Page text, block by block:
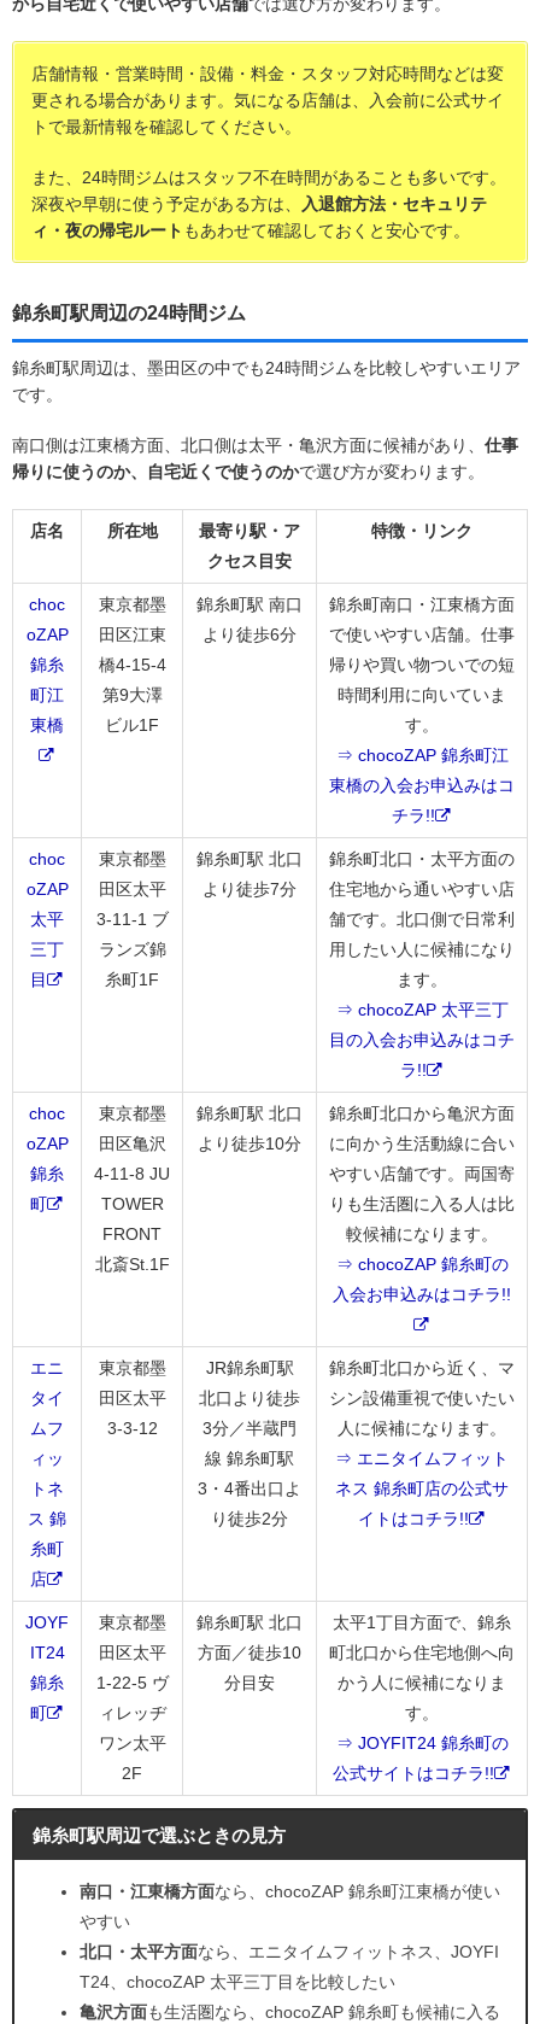
から自宅近くで使いやすい店舗では選び方が変わります。
店舗情報・営業時間・設備・料金・スタッフ対応時間などは変
更される場合があります。気になる店舗は、入会前に公式サイ
トで最新情報を確認してください。
また、24時間ジムはスタッフ不在時間があることも多いです。
深夜や早朝に使う予定がある方は、 入退館方法・セキュリテ
ィ・夜の帰宅ルート もあわせて確認しておくと安心です。
錦糸町駅周辺の24時間ジム
錦糸町駅周辺は、墨田区の中でも24時間ジムを比較しやすいエリア
です。
南口側は江東橋方面、北口側は太平・亀沢方面に候補があり、 仕事
帰りに使うのか、自宅近くで使うのかで選び方が変わります。
店名 所在地
最寄り駅・ア
クセス目安
特徴・リンク
choc
oZAP
錦糸
町江
東橋
東京都墨
田区江東
橋4-15-4
第9大澤
ビル1F
錦糸町駅 南口
より徒歩6分
錦糸町南口・江東橋方面
で使いやすい店舗。仕事
帰りや買い物ついでの短
時間利用に向いていま
す。
⇒ chocoZAP 錦糸町江
東橋の入会お申込みはコ
チラ!!
choc
oZAP
太平
三丁
目
東京都墨
田区太平
3-11-1 ブ
ランズ錦
糸町1F
錦糸町駅 北口
より徒歩7分
錦糸町北口・太平方面の
住宅地から通いやすい店
舗です。北口側で日常利
用したい人に候補になり
ます。
⇒ chocoZAP 太平三丁
目の入会お申込みはコチ
ラ!!
choc
oZAP
錦糸
町
東京都墨
田区亀沢
4-11-8 JU
TOWER
FRONT
北斎St.1F
錦糸町駅 北口
より徒歩10分
錦糸町北口から亀沢方面
に向かう生活動線に合い
やすい店舗です。両国寄
りも生活圏に入る人は比
較候補になります。
⇒ chocoZAP 錦糸町の
入会お申込みはコチラ!!
エニ
タイ
ムフ
ィッ
トネ
ス 錦
糸町
店
東京都墨
田区太平
3-3-12
JR錦糸町駅
北口より徒歩
3分／半蔵門
線 錦糸町駅
3・4番出口よ
り徒歩2分
錦糸町北口から近く、マ
シン設備重視で使いたい
人に候補になります。
⇒ エニタイムフィット
ネス 錦糸町店の公式サ
イトはコチラ!!
JOYF
IT24
錦糸
町
東京都墨
田区太平
1-22-5 ヴ
ィレッヂ
ワン太平
2F
錦糸町駅 北口
方面／徒歩10
分目安
太平1丁目方面で、錦糸
町北口から住宅地側へ向
かう人に候補になりま
す。
⇒ JOYFIT24 錦糸町の
公式サイトはコチラ!!
錦糸町駅周辺で選ぶときの見方
南口・江東橋方面なら、chocoZAP 錦糸町江東橋が使い
やすい
北口・太平方面なら、エニタイムフィットネス、JOYFI
T24、chocoZAP 太平三丁目を比較したい
亀沢方面も生活圏なら、chocoZAP 錦糸町も候補に入る